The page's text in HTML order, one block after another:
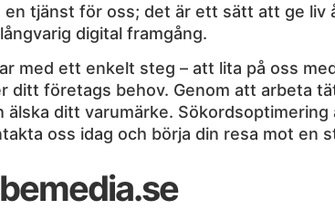
tjänst för oss; det är ett sätt att ge
digital framgång.
med ett enkelt steg – att lita på oss
ditt företags behov. Genom att arbeta
ditt varumärke.
oss idag och börja din resa mot en